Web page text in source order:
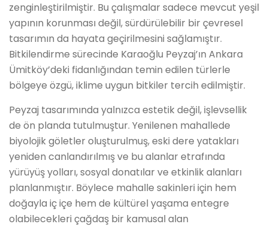
zenginleştirilmiştir. Bu çalışmalar sadece mevcut yeşil
yapının korunması değil, sürdürülebilir bir çevresel
tasarımın da hayata geçirilmesini sağlamıştır.
Bitkilendirme sürecinde Karaoğlu Peyzaj’ın Ankara
Ümitköy’deki fidanlığından temin edilen türlerle
bölgeye özgü, iklime uygun bitkiler tercih edilmiştir.
Peyzaj tasarımında yalnızca estetik değil, işlevsellik
de ön planda tutulmuştur. Yenilenen mahallede
biyolojik göletler oluşturulmuş, eski dere yatakları
yeniden canlandırılmış ve bu alanlar etrafında
yürüyüş yolları, sosyal donatılar ve etkinlik alanları
planlanmıştır. Böylece mahalle sakinleri için hem
doğayla iç içe hem de kültürel yaşama entegre
olabilecekleri çağdaş bir kamusal alan